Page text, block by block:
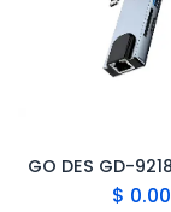
$ 0.00